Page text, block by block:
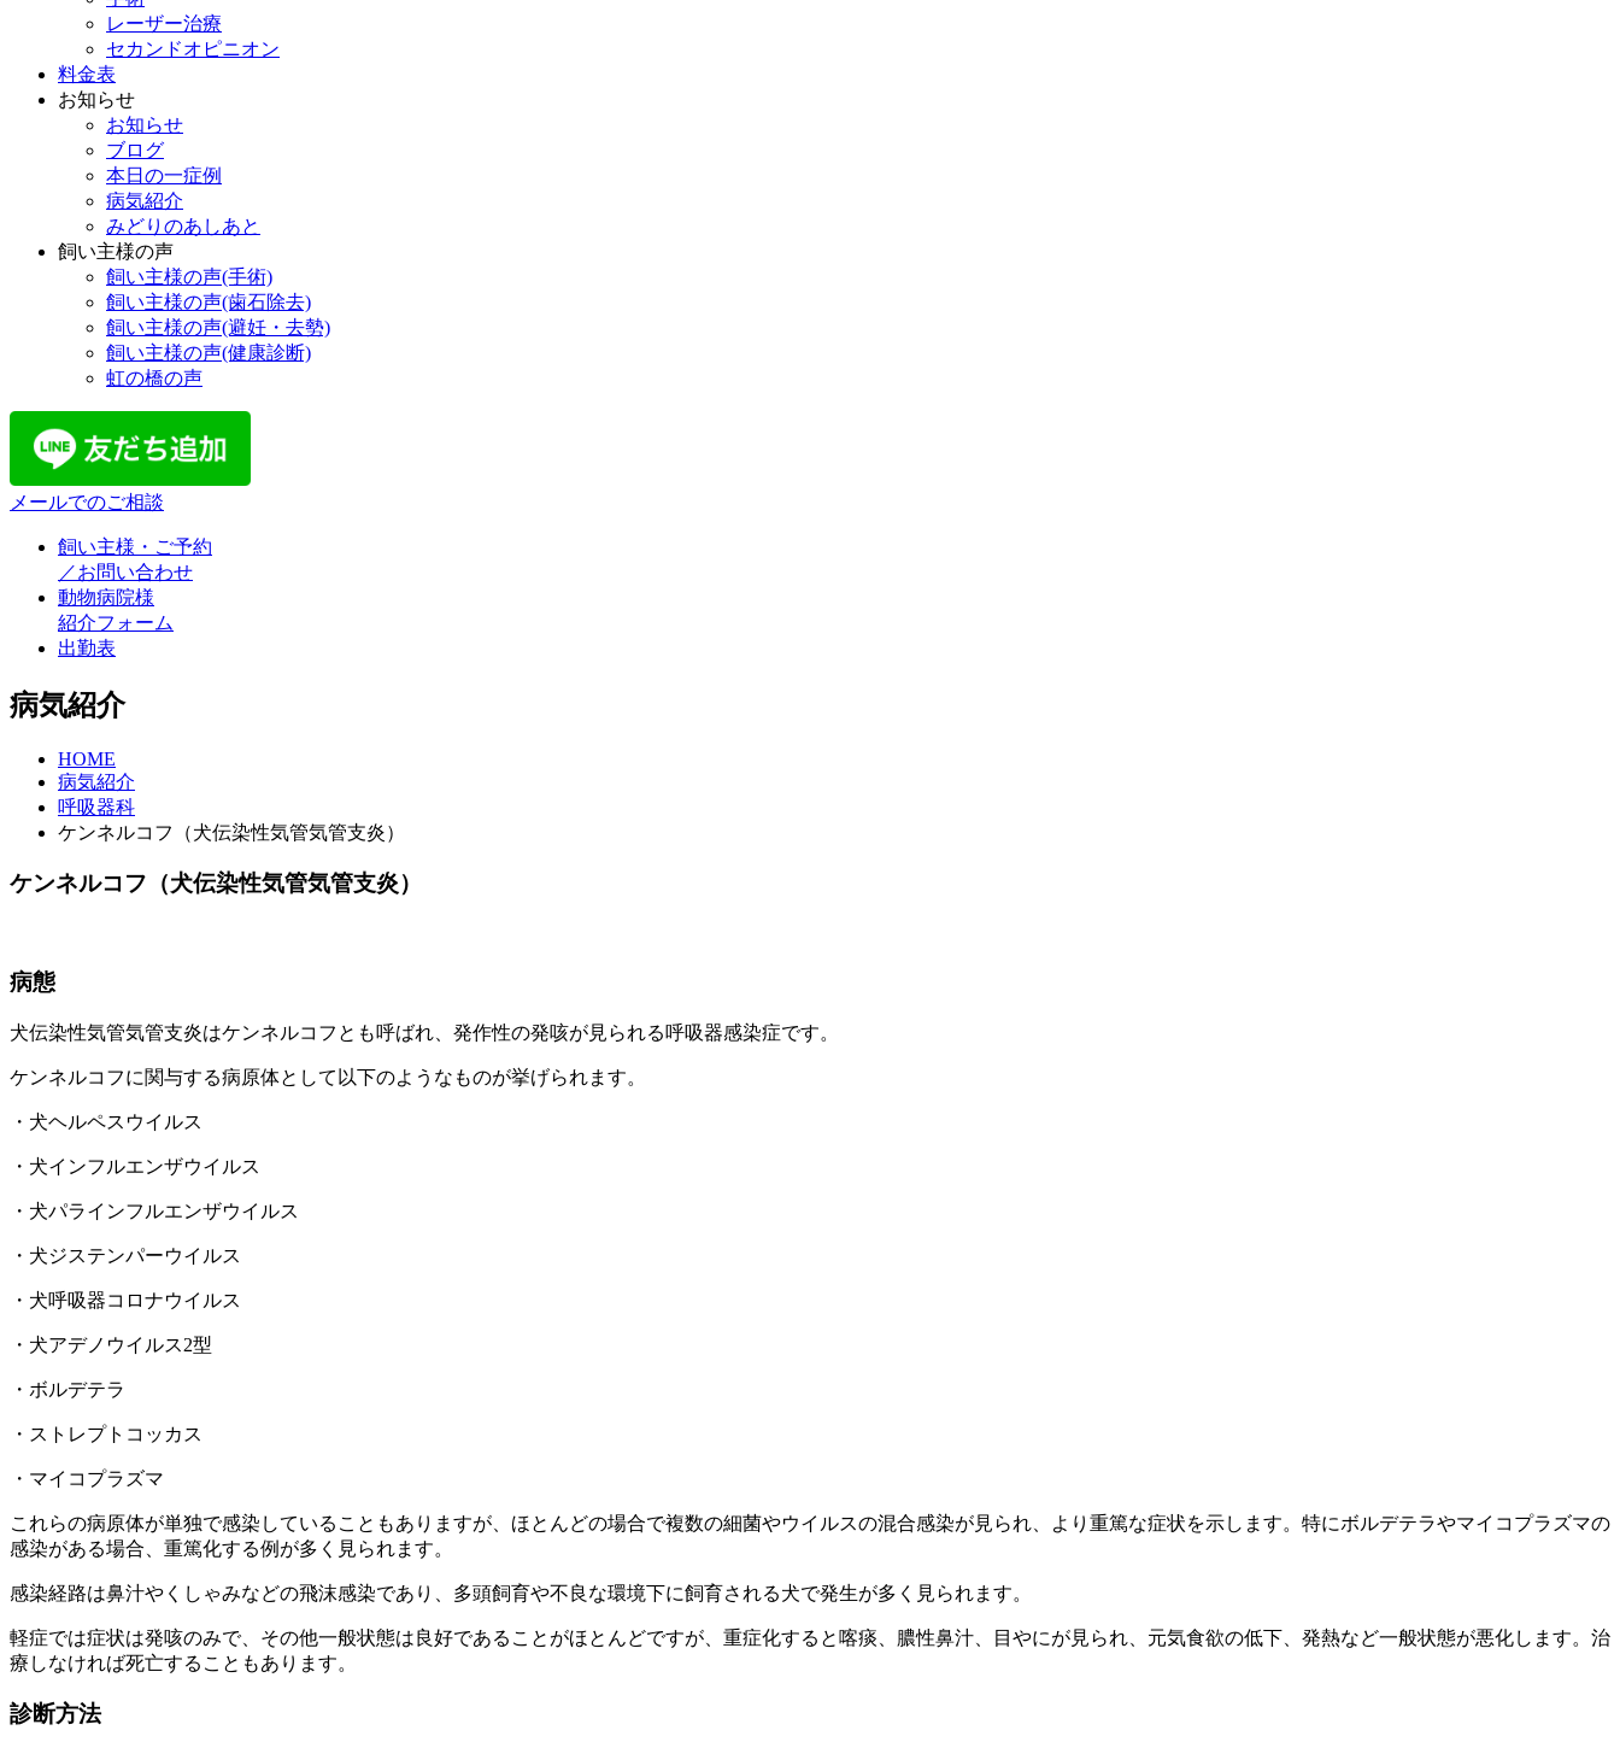
レーザー治療
セカンドオピニオン
料金表
お知らせ
お知らせ
ブログ
本日の一症例
病気紹介
みどりのあしあと
飼い主様の声
飼い主様の声(手術)
飼い主様の声(歯石除去)
飼い主様の声(避妊・去勢)
飼い主様の声(健康診断)
虹の橋の声
メールでのご相談
飼い主様・ご予約
／お問い合わせ
動物病院様
紹介フォーム
出勤表
病気紹介
HOME
病気紹介
呼吸器科
ケンネルコフ（犬伝染性気管気管支炎）
ケンネルコフ（犬伝染性気管気管支炎）
病態
犬伝染性気管気管支炎はケンネルコフとも呼ばれ、発作性の発咳が見られる呼吸器感染症です。
ケンネルコフに関与する病原体として以下のようなものが挙げられます。
・犬ヘルペスウイルス
・犬インフルエンザウイルス
・犬パラインフルエンザウイルス
・犬ジステンパーウイルス
・犬呼吸器コロナウイルス
・犬アデノウイルス2型
・ボルデテラ
・ストレプトコッカス
・マイコプラズマ
これらの病原体が単独で感染していることもありますが、ほとんどの場合で複数の細菌やウイルスの混合感染が見られ、より重篤な症状を示します。特にボルデテラやマイコプラズマの
感染がある場合、重篤化する例が多く見られます。
感染経路は鼻汁やくしゃみなどの飛沫感染であり、多頭飼育や不良な環境下に飼育される犬で発生が多く見られます。
軽症では症状は発咳のみで、その他一般状態は良好であることがほとんどですが、重症化すると喀痰、膿性鼻汁、目やにが見られ、元気食欲の低下、発熱など一般状態が悪化します。治
療しなければ死亡することもあります。
診断方法